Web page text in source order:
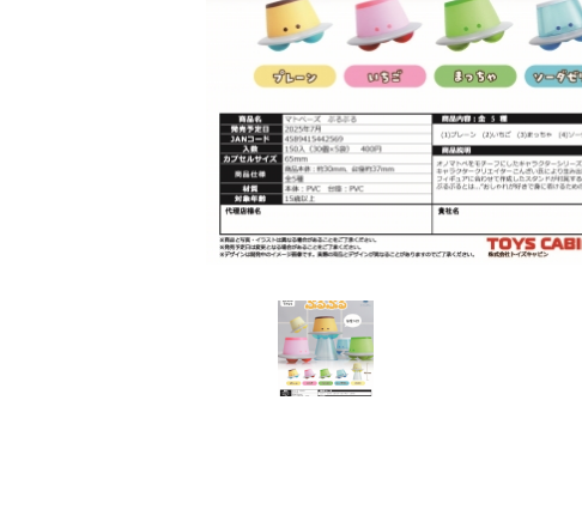
よくあるご質問
ご利用ガイド
06-6282-7659